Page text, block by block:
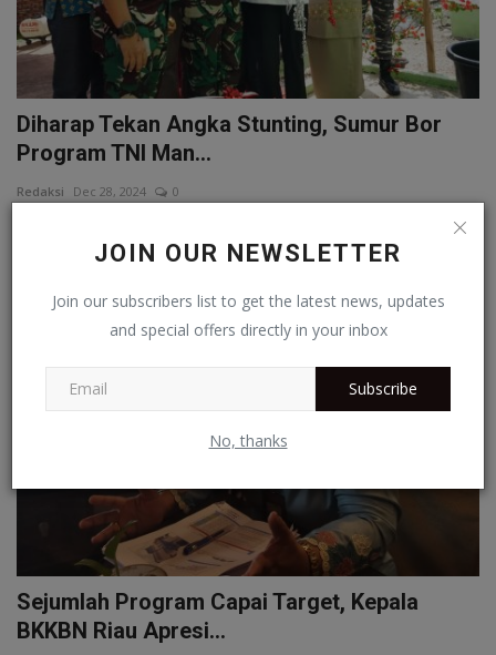
JOIN OUR NEWSLETTER
Join our subscribers list to get the latest news, updates
and special offers directly in your inbox
Subscribe
No, thanks
Diharap Tekan Angka Stunting, Sumur Bor
Program TNI Man...
Redaksi Dec 28, 2024 0
N.Wahyu Nugroho, ...
Whats Up!
Sejumlah Program Capai Target, Kepala
BKKBN Riau Apresi...